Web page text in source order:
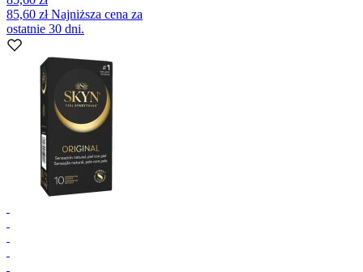
85,60 złNajniższa cena za
ostatnie 30 dni.